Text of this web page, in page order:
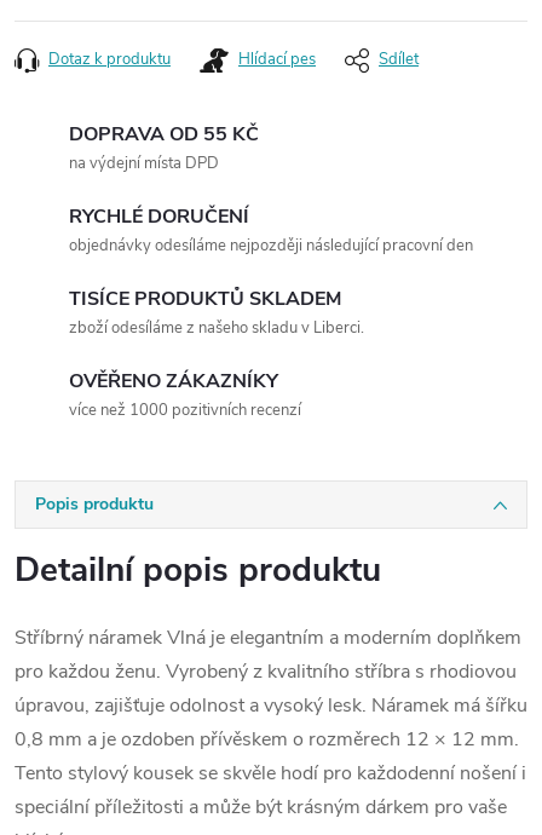
Dotaz k produktu Hlídací pes Sdílet
DOPRAVA OD 55 KČ
na výdejní místa DPD
RYCHLÉ DORUČENÍ
objednávky odesíláme nejpozději následující pracovní den
TISÍCE PRODUKTŮ SKLADEM
zboží odesíláme z našeho skladu v Liberci.
OVĚŘENO ZÁKAZNÍKY
více než 1000 pozitivních recenzí
Popis produktu
Detailní popis produktu
Stříbrný náramek Vlná je elegantním a moderním doplňkem
pro každou ženu. Vyrobený z kvalitního stříbra s rhodiovou
úpravou, zajišťuje odolnost a vysoký lesk. Náramek má šířku
0,8 mm a je ozdoben přívěskem o rozměrech 12 × 12 mm.
Tento stylový kousek se skvěle hodí pro každodenní nošení i
speciální příležitosti a může být krásným dárkem pro vaše